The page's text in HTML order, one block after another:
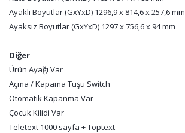
Ayaklı Boyutlar (GxYxD) 1296,9 x 814,6 x 257,6 mm
Ayaksız Boyutlar (GxYxD) 1297 x 756,6 x 94 mm
Diğer
Ürün Ayağı Var
Açma / Kapama Tuşu Switch
Otomatik Kapanma Var
Çocuk Kilidi Var
Teletext 1000 sayfa + Toptext